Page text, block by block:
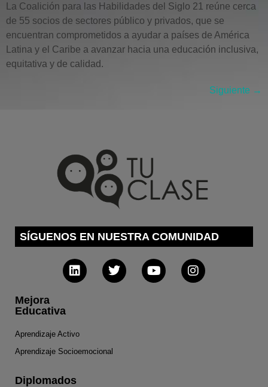
La Coalición para las Habilidades del Siglo 21 reúne cerca
de 55 socios de sectores público y privados, que se
encuentran comprometidos a ayudar a países de América
Latina y el Caribe a avanzar hacia una educación inclusiva,
equitativa y de calidad.
Siguiente →
SÍGUENOS EN NUESTRA COMUNIDAD
Mejora
Educativa
Aprendizaje Activo
Aprendizaje Socioemocional
Diplomados